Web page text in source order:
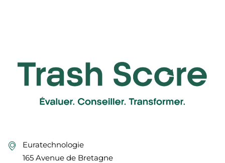
Euratechnologie
165 Avenue de Bretagne